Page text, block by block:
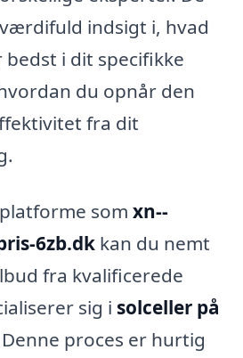
indsigt i, hvad
i dit specifikke
du opnår den
fra dit
som xn--
6zb.dk kan du nemt
fra kvalificerede
sig i solceller på
proces er hurtig